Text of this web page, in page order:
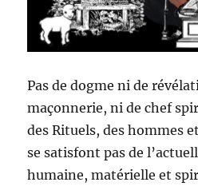
Pas de dogme ni de
maçonnerie, ni de chef
des Rituels, des hommes
se satisfont pas de
humaine, matérielle et